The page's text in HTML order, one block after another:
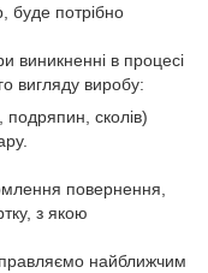
буде потрібно
виникненні в процесі
вигляду виробу:
сколів)
повернення,
з якою
найближчим